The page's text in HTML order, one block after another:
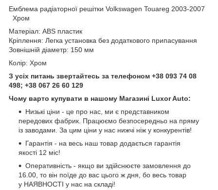
Емблема радіаторної решітки Volkswagen Touareg 2003-2007
Хром
Матеріал: ABS пластик
Кріплення: Легка установка без додаткового припасування
Зовнішній діаметр: 150 мм
Колір: Хром
З усіх питань звертайтесь за телефоном +38 093 74 08
498; +38 067 26 60 129
Чому варто купувати в нашому Магазині Luxor Auto:
Низькі ціни - це про нас, ми є представником
передових фабрик. Працюємо безпосередньо на пряму
із заводами. За цим ціни у нас нижчі ніж у конкурентів!
Гарантія - на весь наш товар додається гарантія
якості 12 міс!
Оперативність - якщо ви здійснюєте замовлення до
16.00, то він поїде до вас цього ж дня, бо весь товар
у НАЯВНОСТІ у нас на складі!